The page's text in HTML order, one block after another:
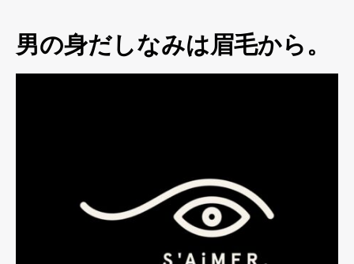
男の身だしなみは眉毛から。